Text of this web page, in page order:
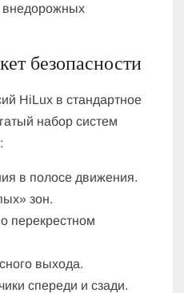
внедорожных
безопасности
HiLux в стандартное
набор систем
в полосе движения.
зон.
перекрестном
выхода.
спереди и сзади.